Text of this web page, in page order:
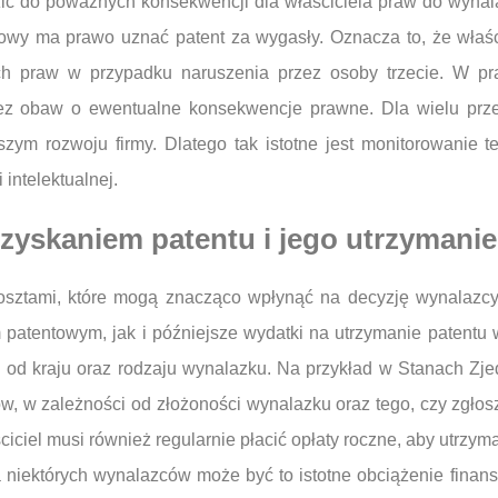
ma prawo uznać patent za wygasły. Oznacza to, że
praw w przypadku naruszenia przez osoby trzecie. W
obaw o ewentualne konsekwencje prawne. Dla wielu
rozwoju firmy. Dlatego tak istotne jest monitorowanie
intelektualnej.
patentu i jego
które mogą znacząco wpłynąć na decyzję
jak i późniejsze wydatki na utrzymanie patentu
kraju oraz rodzaju wynalazku. Na przykład w Stanach
w zależności od złożoności wynalazku oraz tego, czy
musi również regularnie płacić opłaty roczne, aby
wynalazców może być to istotne obciążenie